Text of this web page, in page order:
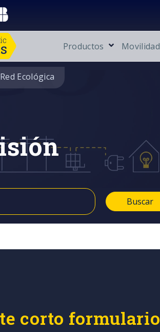
Productos Movilidad
Red Ecológica
Buscar
corto formulario